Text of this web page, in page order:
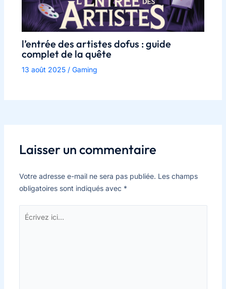
l’entrée des artistes dofus : guide
complet de la quête
13 août 2025 / Gaming
Laisser un commentaire
Votre adresse e-mail ne sera pas publiée. Les champs
obligatoires sont indiqués avec *
ici…